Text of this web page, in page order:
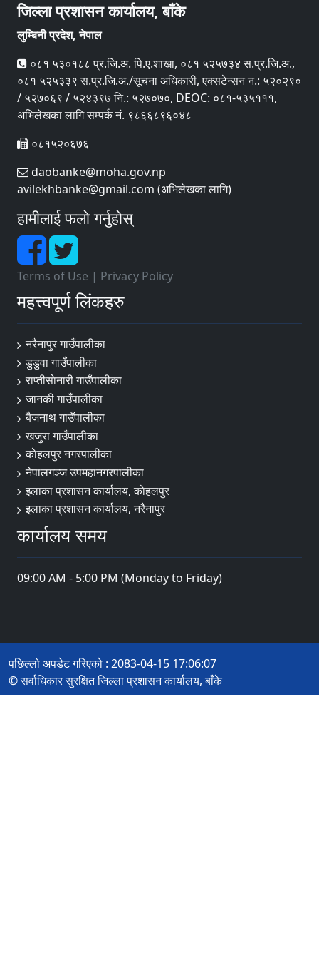
जिल्ला प्रशासन कार्यालय, बाँके
लुम्बिनी प्रदेश, नेपाल
०८१ ५३०१८८ प्र.जि.अ. पि‍.ए.शाखा, ०८१ ५२५७३४ स.प्र.जि.अ.,
०८१ ५२५३३९ स.प्र.जि.अ./सूचना अधिकारी, एक्सटेन्सन न.: ५२०२९०
/ ५२७०६९ / ५२४३९७ नि.: ५२७०७०, DEOC: ०८१-५३५१११,
अभिलेखका लागि सम्पर्क नं. ९८६६८९६०४८
०८१५२०६७६
daobanke@moha.gov.np
avilekhbanke@gmail.com (अभिलेखका लागि)
हामीलाई फलो गर्नुहोस्
Terms of Use | Privacy Policy
महत्त्वपूर्ण लिंकहरु
नरैनापुर गाउँपालीका
डुडुवा गाउँपालीका
राप्तीसाेनारी गाउँपालीका
जानकी गाउँपालीका
बैजनाथ गाउँपालीका
खजुरा गाउँपालीका
काेहलपुर नगरपालीका
नेपालगञ्ज उपमहानगरपालीका
इलाका प्रशासन कार्यालय, काेहलपुर
इलाका प्रशासन कार्यालय, नरैनापुर
कार्यालय समय
09:00 AM - 5:00 PM (Monday to Friday)
पछिल्लो अपडेट गरिएको : 2083-04-15 17:06:07
© सर्वाधिकार सुरक्षित जिल्ला प्रशासन कार्यालय, बाँके